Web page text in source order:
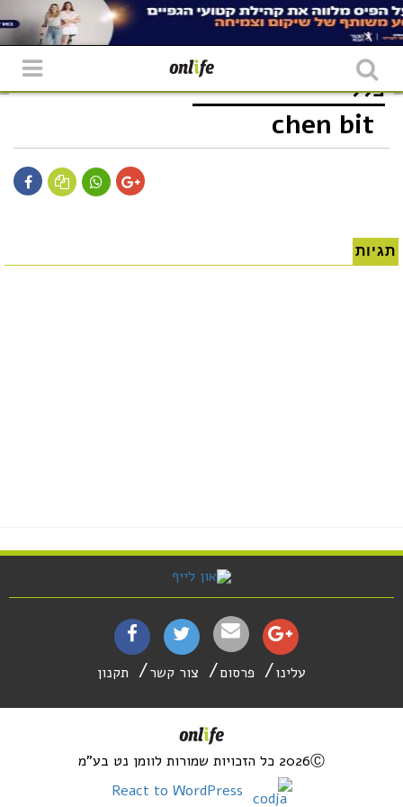
כללי
chen bit
תגיות
עלינו פרסום צור קשר תקנון
2026Ⓒ כל הזכויות שמורות לוומן נט בע"מ